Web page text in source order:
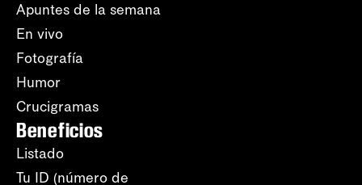
Apuntes de la semana
En vivo
Fotografía
Humor
Crucigramas
Beneficios
Listado
Tu ID (número de